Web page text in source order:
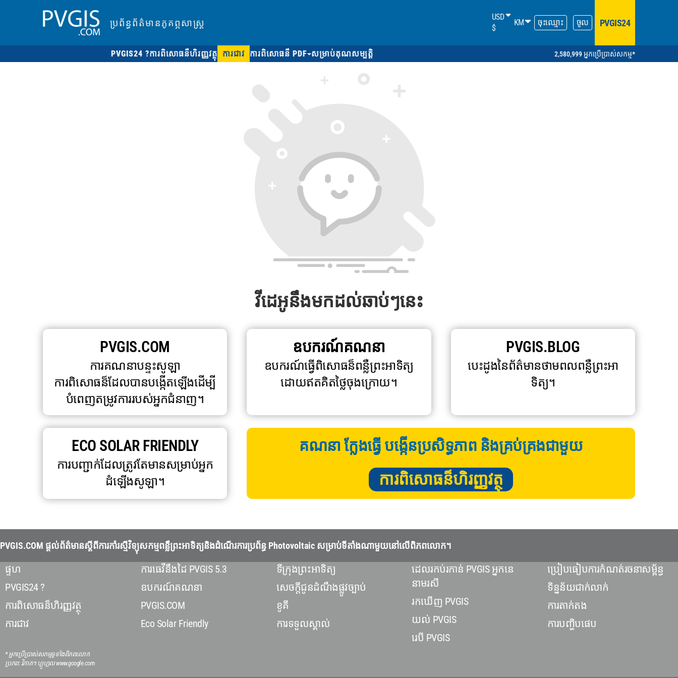
ប្រព័ន្ធព័ត៌មានភូគព្ភសាស្ត្រ
USD
$
KM ចុះឈ្មោះ ចូល PVGIS24
PVGIS24 ?ការពិសោធន៏ហិរញ្ញវត្ថុ ការជាវ ការពិសោធន៏ PDF សម្រាប់គុណសម្បត្តិ 2,580,999 អ្នកប្រើប្រាស់សកម្ម*
វីដេអូនឹងមកដល់ឆាប់ៗនេះ
PVGIS.COM
ការគណនាបន្ទះសូឡា
ការពិសោធន៏ដែលបានបង្កើតឡើងដើម្បី
បំពេញតម្រូវការរបស់អ្នកជំនាញ។
ឧបករណ៍គណនា
ឧបករណ៍ធ្វើពិសោធន៏ពន្លឺព្រះអាទិត្យ
ដោយឥតគិតថ្លៃចុងក្រោយ។
PVGIS.BLOG
បេះដូងនៃព័ត៌មានថាមពលពន្លឺព្រះអា
ទិត្យ។
ECO SOLAR FRIENDLY
ការបញ្ជាក់ដែលត្រូវតែមានសម្រាប់អ្នក
ដំឡើងសូឡា។
គណនា ក្លែងធ្វើ បង្កើនប្រសិទ្ធភាព និងគ្រប់គ្រងជាមួយ
ការពិសោធន៏ហិរញ្ញវត្ថុ
PVGIS.COM ផ្តល់ព័ត៌មានស្តីពីការកាំរស្មីវិទ្យុសកម្មពន្លឺព្រះអាទិត្យនិងដំណើរការប្រព័ន្ធ Photovoltaic សម្រាប់ទីតាំងណាមួយនៅលើពិភពលោក។
ផ្ទហ
PVGIS24 ?
ការពិសោធន៏ហិរញ្ញវត្ថុ
ការជាវ
ការធេវីនឹងដៃ PVGIS 5.3
ឧបករណ៍គណនា
PVGIS.COM
Eco Solar Friendly
ទីក្រុងព្រះអាទិត្យ
សេចក្តីជូនដំណឹងផ្លូវច្បាប់
ខូគី
ការទទួលស្គាល់
ដេលរកប់រកាន់ PVGIS អ្នកនេ
នាមរសី
រកឃើញ PVGIS
យល់ PVGIS
រេបី PVGIS
ប្រៀបធៀបការកំណត់រចនាសម្ព័ន្ធ
ទិន្នន័យជាក់លាក់
ការតាក់តង
ការបញ្ហិបផេប
* អ្នកប្រើប្រាស់សកម្មទូទាំងពិភពលោក
ប្រភព: វិភាគ។ ហ្គូហ្គល www.google.com